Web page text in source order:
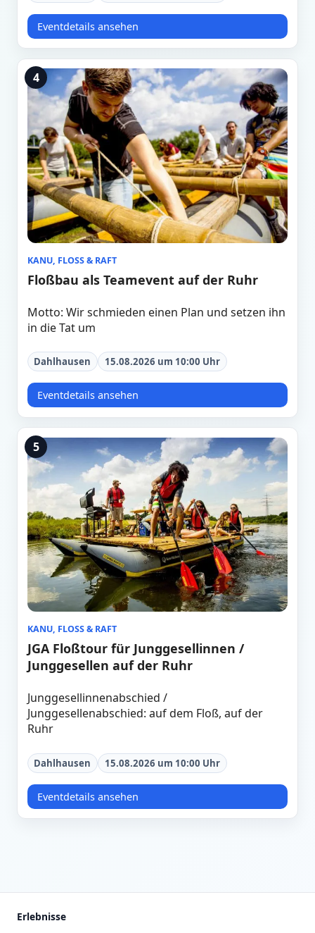
Eventdetails ansehen
4
KANU, FLOSS & RAFT
Floßbau als Teamevent auf der Ruhr
Motto: Wir schmieden einen Plan und setzen ihn
in die Tat um
Dahlhausen 15.08.2026 um 10:00 Uhr
Eventdetails ansehen
5
KANU, FLOSS & RAFT
JGA Floßtour für Junggesellinnen /
Junggesellen auf der Ruhr
Junggesellinnenabschied /
Junggesellenabschied: auf dem Floß, auf der
Ruhr
Dahlhausen 15.08.2026 um 10:00 Uhr
Eventdetails ansehen
Erlebnisse